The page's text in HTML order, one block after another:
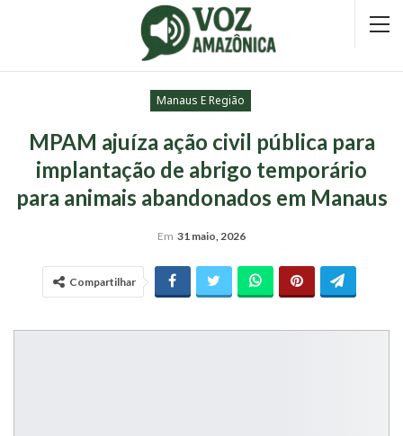
Manaus E Região
MPAM ajuíza ação civil pública para
implantação de abrigo temporário
para animais abandonados em Manaus
Em 31 maio, 2026
Compartilhar